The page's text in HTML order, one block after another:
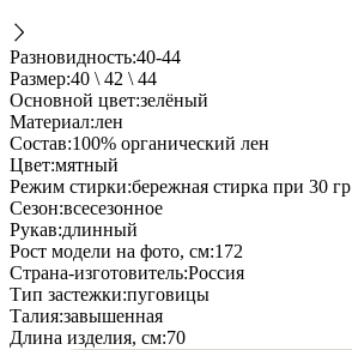
Разновидность:40-44
Размер:40 \ 42 \ 44
Основной цвет:зелёный
Материал:лен
Состав:100% органический лен
Цвет:мятный
Режим стирки:бережная стирка при 30 гр
Cезон:всесезонное
Рукав:длинный
Рост модели на фото, см:172
Страна-изготовитель:Россия
Тип застежки:пуговицы
Талия:завышенная
Длина изделия, см:70